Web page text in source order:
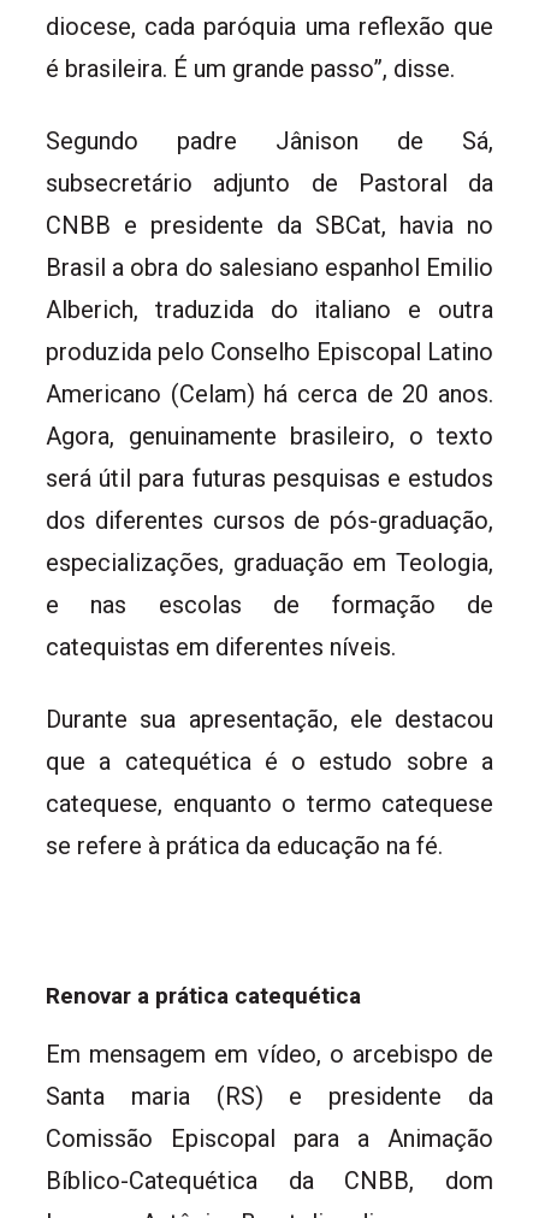
diocese, cada paróquia uma reflexão que
é brasileira. É um grande passo”, disse.
Segundo padre Jânison de Sá,
subsecretário adjunto de Pastoral da
CNBB e presidente da SBCat, havia no
Brasil a obra do salesiano espanhol Emilio
Alberich, traduzida do italiano e outra
produzida pelo Conselho Episcopal Latino
Americano (Celam) há cerca de 20 anos.
Agora, genuinamente brasileiro, o texto
será útil para futuras pesquisas e estudos
dos diferentes cursos de pós-graduação,
especializações, graduação em Teologia,
e nas escolas de formação de
catequistas em diferentes níveis.
Durante sua apresentação, ele destacou
que a catequética é o estudo sobre a
catequese, enquanto o termo catequese
se refere à prática da educação na fé.
Renovar a prática catequética
Em mensagem em vídeo, o arcebispo de
Santa maria (RS) e presidente da
Comissão Episcopal para a Animação
Bíblico-Catequética da CNBB, dom